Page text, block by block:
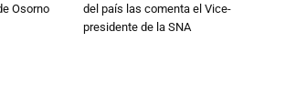
Osorno
del país las comenta el Vice-
presidente de la SNA